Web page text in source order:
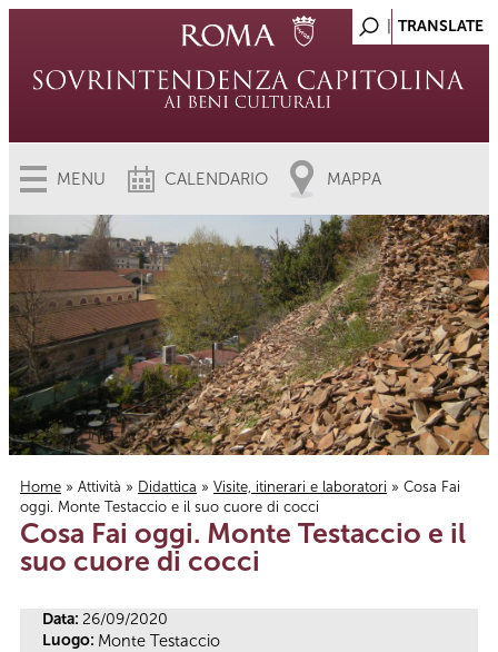
MENU CALENDARIO MAPPA
Tu sei qui
Home » Attività » Didattica » Visite, itinerari e laboratori » Cosa Fai
oggi. Monte Testaccio e il suo cuore di cocci
Cosa Fai oggi. Monte Testaccio e il
suo cuore di cocci
Data: 26/09/2020
Luogo: Monte Testaccio